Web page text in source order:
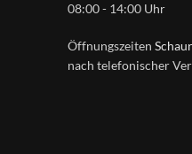
08:00 - 14:00 Uhr
Öffnungszeiten
nach telefonischer